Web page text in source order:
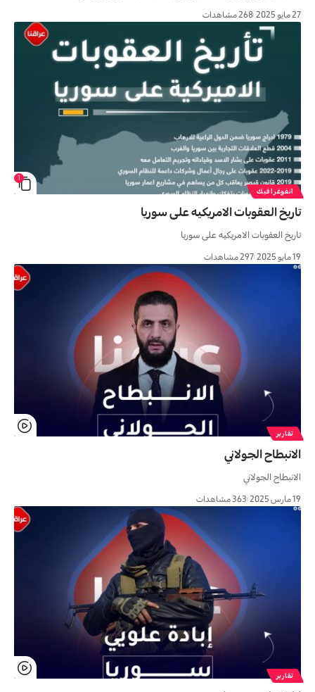
27 مايو 2025 268 مشاهدات
1
انفوغرافيك
تاریخ العقوبات الامریکیه علی سوریا
تاریخ العقوبات الامریکیه علی سوریا
19 مايو 2025 297 مشاهدات
تقارير
الانبطاح الجولاني
الانبطاح الجولاني
19 مارس 2025 363 مشاهدات
تقارير